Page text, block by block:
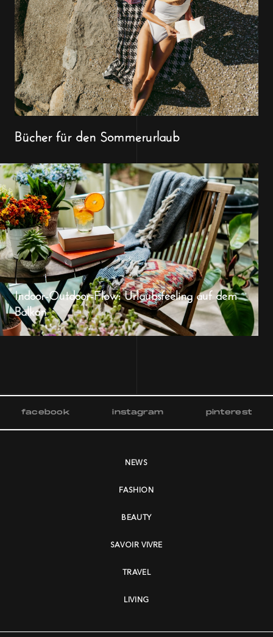
Bücher für den Sommerurlaub
Indoor-Outdoor-Flow: Urlaubsfeeling auf dem
Balkon
facebook instagram pinterest
NEWS
FASHION
BEAUTY
SAVOIR VIVRE
TRAVEL
LIVING